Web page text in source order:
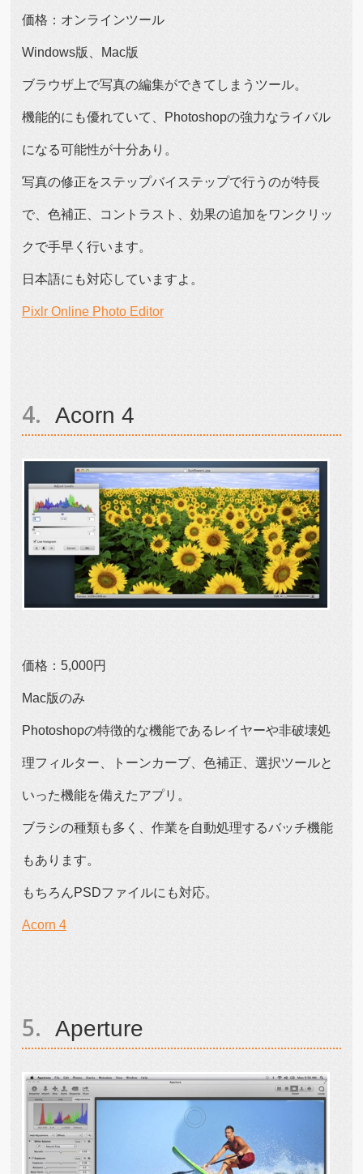
価格：オンラインツール
Windows版、Mac版
ブラウザ上で写真の編集ができてしまうツール。
機能的にも優れていて、Photoshopの強力なライバル
になる可能性が十分あり。
写真の修正をステップバイステップで行うのが特長
で、色補正、コントラスト、効果の追加をワンクリッ
クで手早く行います。
日本語にも対応していますよ。
Pixlr Online Photo Editor
Acorn 4
価格：5,000円
Mac版のみ
Photoshopの特徴的な機能であるレイヤーや非破壊処
理フィルター、トーンカーブ、色補正、選択ツールと
いった機能を備えたアプリ。
ブラシの種類も多く、作業を自動処理するバッチ機能
もあります。
もちろんPSDファイルにも対応。
Acorn 4
Aperture